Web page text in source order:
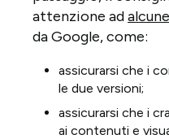
attenzione ad
da Google, come:
assicurarsi che i
le due versioni;
assicurarsi che i
ai contenuti e